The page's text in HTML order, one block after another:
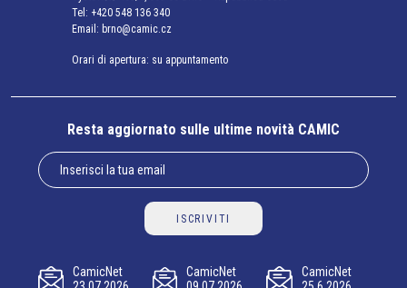
Tel: +420 548 136 340
Email: brno@camic.cz
Orari di apertura: su appuntamento
Resta aggiornato sulle ultime novità CAMIC
ISCRIVITI
CamicNet
CamicNet
CamicNet